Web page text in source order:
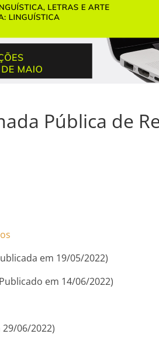
Pública de
em 19/05/2022)
em 14/06/2022)
06/2022)